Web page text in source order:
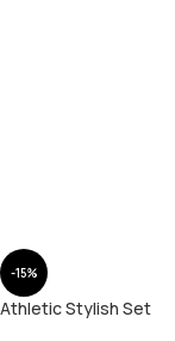
-15%
Athletic Stylish Set